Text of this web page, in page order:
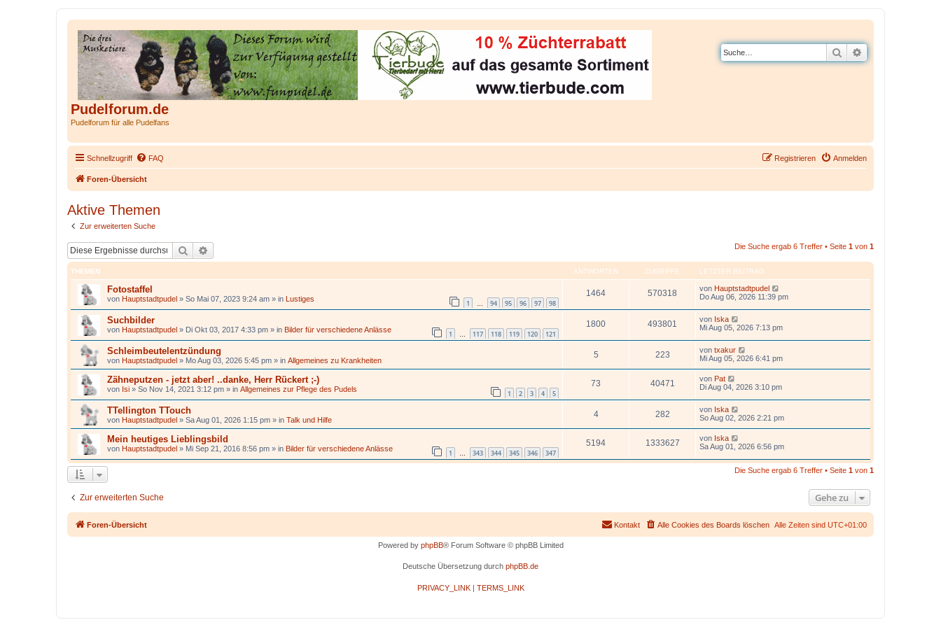
Pudelforum.de
Pudelforum für alle Pudelfans
Suche
Schnellzugriff FAQ Anmelden
Registrieren
Foren-Übersicht
Aktive Themen
Zur erweiterten Suche
Suche Die Suche ergab 6 Treffer • Seite 1 von 1
THEMEN ANTWORTEN ZUGRIFFE LETZTER BEITRAG
Fotostaffel
von Hauptstadtpudel » So Mai 07, 2023 9:24 am » in Lustiges 1 … 94 95 96 97 98
1464 570318 von Hauptstadtpudel
Do Aug 06, 2026 11:39 pm
Suchbilder
von Hauptstadtpudel » Di Okt 03, 2017 4:33 pm » in Bilder für verschiedene Anlässe 1 … 117 118 119 120 121
1800 493801 von Iska
Mi Aug 05, 2026 7:13 pm
Schleimbeutelentzündung
von Hauptstadtpudel » Mo Aug 03, 2026 5:45 pm » in Allgemeines zu Krankheiten
5 223 von txakur
Mi Aug 05, 2026 6:41 pm
Zähneputzen - jetzt aber! ..danke, Herr Rückert ;-)
von Isi » So Nov 14, 2021 3:12 pm » in Allgemeines zur Pflege des Pudels 1 2 3 4 5
73 40471 von Pat
Di Aug 04, 2026 3:10 pm
TTellington TTouch
von Hauptstadtpudel » Sa Aug 01, 2026 1:15 pm » in Talk und Hilfe
4 282 von Iska
So Aug 02, 2026 2:21 pm
Mein heutiges Lieblingsbild
von Hauptstadtpudel » Mi Sep 21, 2016 8:56 pm » in Bilder für verschiedene Anlässe 1 … 343 344 345 346 347
5194 1333627 von Iska
Sa Aug 01, 2026 6:56 pm
Die Suche ergab 6 Treffer • Seite 1 von 1
Zur erweiterten Suche Gehe zu
Foren-Übersicht Alle Zeiten sind UTC+01:00
Alle Cookies des Boards löschen
Kontakt
Powered by phpBB® Forum Software © phpBB Limited
Deutsche Übersetzung durch phpBB.de
PRIVACY_LINK| TERMS_LINK